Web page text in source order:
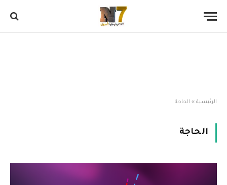
الرئيسية » الحاجة
الحاجة